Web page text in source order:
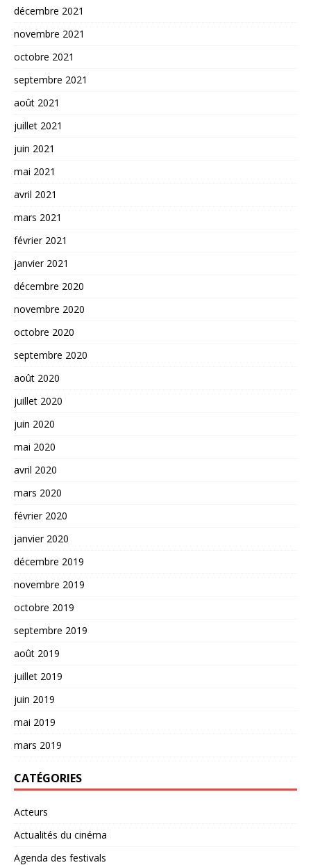
décembre 2021
novembre 2021
octobre 2021
septembre 2021
août 2021
juillet 2021
juin 2021
mai 2021
avril 2021
mars 2021
février 2021
janvier 2021
décembre 2020
novembre 2020
octobre 2020
septembre 2020
août 2020
juillet 2020
juin 2020
mai 2020
avril 2020
mars 2020
février 2020
janvier 2020
décembre 2019
novembre 2019
octobre 2019
septembre 2019
août 2019
juillet 2019
juin 2019
mai 2019
mars 2019
CATÉGORIES
Acteurs
Actualités du cinéma
Agenda des festivals